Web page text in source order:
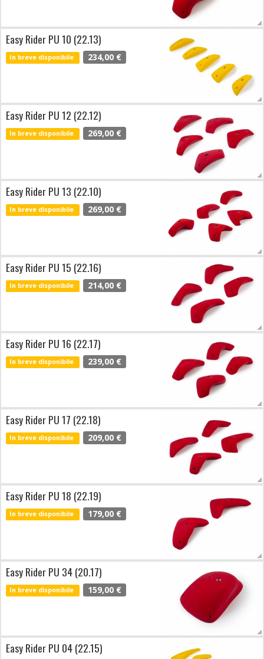
Easy Rider PU 10 (22.13)
In breve disponibile 234,00 €
Easy Rider PU 12 (22.12)
In breve disponibile 269,00 €
Easy Rider PU 13 (22.10)
In breve disponibile 269,00 €
Easy Rider PU 15 (22.16)
In breve disponibile 214,00 €
Easy Rider PU 16 (22.17)
In breve disponibile 239,00 €
Easy Rider PU 17 (22.18)
In breve disponibile 209,00 €
Easy Rider PU 18 (22.19)
In breve disponibile 179,00 €
Easy Rider PU 34 (20.17)
In breve disponibile 159,00 €
Easy Rider PU 04 (22.15)